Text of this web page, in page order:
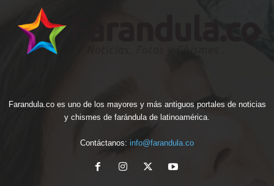
Farandula.co es uno de los mayores y más antiguos portales de noticias
y chismes de farándula de latinoamérica.
Contáctanos: info@farandula.co